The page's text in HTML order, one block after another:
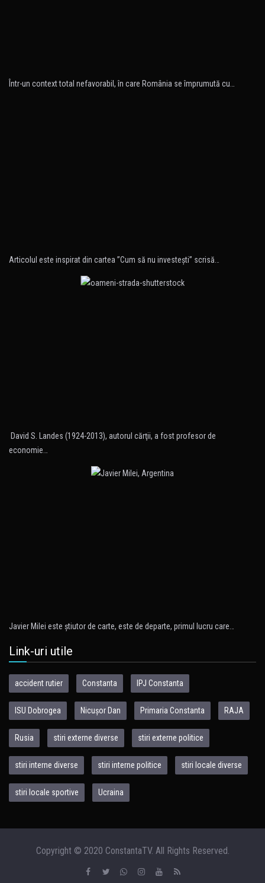
Într-un context total nefavorabil, în care România se împrumută cu…
Articolul este inspirat din cartea ”Cum să nu investeşti” scrisă…
David S. Landes (1924-2013), autorul cărţii, a fost profesor de
economie…
Javier Milei este ştiutor de carte, este de departe, primul lucru care…
Link-uri utile
accident rutier Constanta IPJ Constanta
ISU Dobrogea Nicușor Dan Primaria Constanta RAJA
Rusia stiri externe diverse stiri externe politice
stiri interne diverse stiri interne politice stiri locale diverse
stiri locale sportive Ucraina
Copyright © 2020 ConstantaTV. All Rights Reserved.